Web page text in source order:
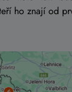
ho znají od